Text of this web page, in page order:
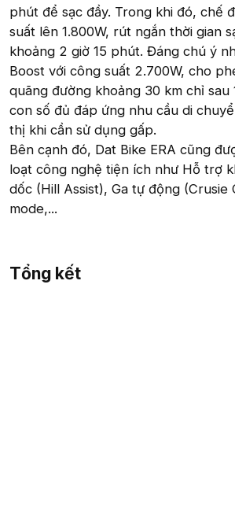
phút để sạc đầy. Trong khi đó, chế
suất lên 1.800W, rút ngắn thời gian
khoảng 2 giờ 15 phút. Đáng chú ý
Boost với công suất 2.700W, cho
quãng đường khoảng 30 km chỉ sau
con số đủ đáp ứng nhu cầu di
thị khi cần sử dụng gấp.
Bên cạnh đó, Dat Bike ERA cũng
loạt công nghệ tiện ích như Hỗ trợ
dốc (Hill Assist), Ga tự động (Crusie
mode,...
Tổng kết​